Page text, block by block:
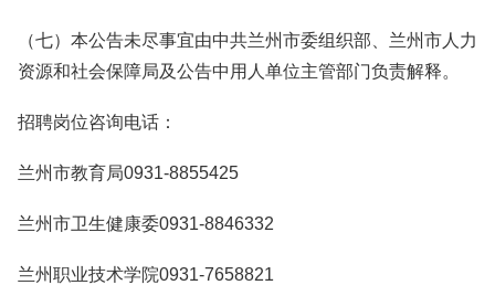
（七）本公告未尽事宜由中共兰州市委组织部、兰州市人力
资源和社会保障局及公告中用人单位主管部门负责解释。
招聘岗位咨询电话：
兰州市教育局0931-8855425
兰州市卫生健康委0931-8846332
兰州职业技术学院0931-7658821